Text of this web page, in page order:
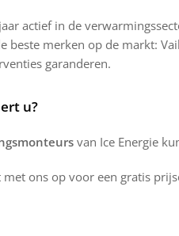
actief in de
beste merken op de markt:
garanderen.
u?
van Ice Energie
met ons op voor een gratis